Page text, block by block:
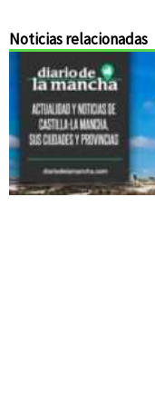
Noticias relacionadas